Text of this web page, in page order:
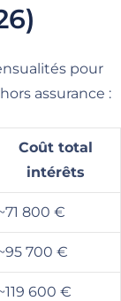
pour
assurance :
Coût total
intérêts
800 €
700 €
600 €